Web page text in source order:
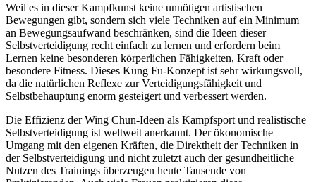
Weil es in dieser Kampfkunst keine unnötigen artistischen
Bewegungen gibt, sondern sich viele Techniken auf ein Minimum
an Bewegungsaufwand beschränken, sind die Ideen dieser
Selbstverteidigung recht einfach zu lernen und erfordern beim
Lernen keine besonderen körperlichen Fähigkeiten, Kraft oder
besondere Fitness. Dieses Kung Fu-Konzept ist sehr wirkungsvoll,
da die natürlichen Reflexe zur Verteidigungsfähigkeit und
Selbstbehauptung enorm gesteigert und verbessert werden.
Die Effizienz der Wing Chun-Ideen als Kampfsport und realistische
Selbstverteidigung ist weltweit anerkannt. Der ökonomische
Umgang mit den eigenen Kräften, die Direktheit der Techniken in
der Selbstverteidigung und nicht zuletzt auch der gesundheitliche
Nutzen des Trainings überzeugen heute Tausende von